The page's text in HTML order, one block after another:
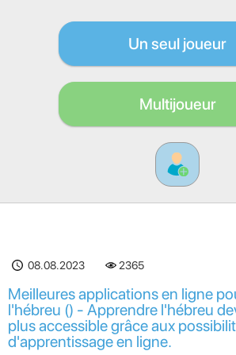
Un seul joueur
Multijoueur
08.08.2023 2365
Meilleures applications en ligne
l'hébreu () - Apprendre l'hébreu
plus accessible grâce aux
d'apprentissage en ligne.